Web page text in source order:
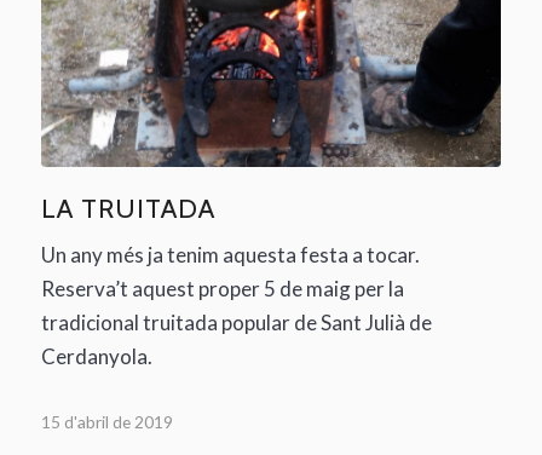
LA TRUITADA
Un any més ja tenim aquesta festa a tocar.
Reserva’t aquest proper 5 de maig per la
tradicional truitada popular de Sant Julià de
Cerdanyola.
15 d'abril de 2019